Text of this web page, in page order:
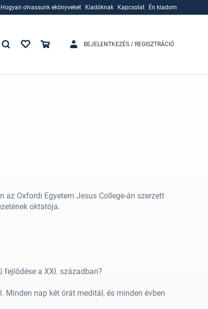
Hogyan olvassunk ekönyveket
Kiadóknak
Kapcsolat Én kiadom
BEJELENTKEZÉS / REGISZTRÁCIÓ
az Oxfordi Egyetem Jesus College-án szerzett
oktatója.
a XXI. században?
nap két órát meditál, és minden évben